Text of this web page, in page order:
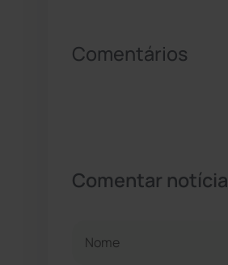
Comentários
Comentar notícia